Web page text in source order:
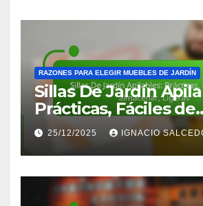
RAZONES PARA ELEGIR MUEBLES DE JARDÍN
Sillas De Jardín
Prácticas, Fáciles de
almacenar, Ligeras
25/12/2025 IGNACIO